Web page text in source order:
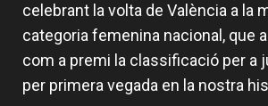
celebrant la volta de València a la
categoria femenina nacional, que
com a premi la classificació per a
per primera vegada en la nostra